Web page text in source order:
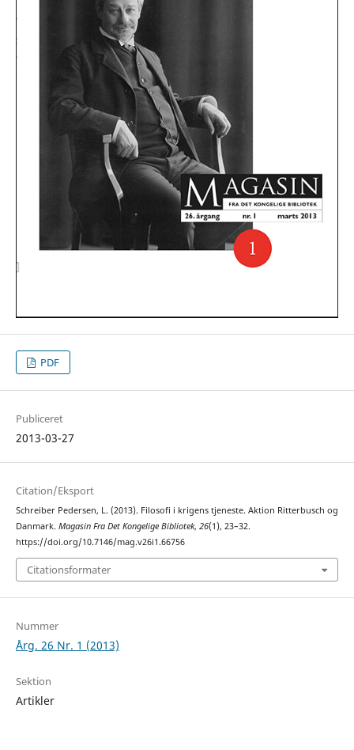
PDF
Publiceret
2013-03-27
Citation/Eksport
Schreiber Pedersen, L. (2013). Filosofi i krigens tjeneste. Aktion Ritterbusch og
Danmark. Magasin Fra Det Kongelige Bibliotek, 26(1), 23–32.
https://doi.org/10.7146/mag.v26i1.66756
Citationsformater
Nummer
Årg. 26 Nr. 1 (2013)
Sektion
Artikler